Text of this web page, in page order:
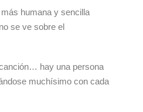
humana y sencilla
se ve sobre el
hay una persona
muchísimo con cada